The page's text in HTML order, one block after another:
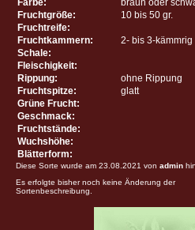
Fruchtgröße:
10 bis 50 gr.
Fruchtreife:
Fruchtkammern:
2- bis 3-kämmrig
Schale:
Fleischigkeit:
Rippung:
ohne Rippung
Fruchtspitze:
glatt
Grüne Frucht:
Geschmack:
Fruchtstände:
Wuchshöhe:
Blätterform:
Diese Sorte wurde am 23.08.2021 von admin
Es erfolgte bisher noch keine Änderung der
Sortenbeschreibung.